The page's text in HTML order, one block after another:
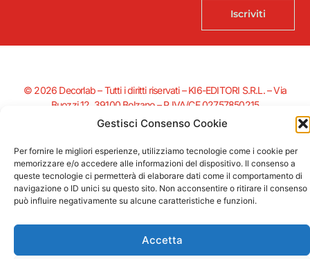
Gestisci Consenso Cookie
Per fornire le migliori esperienze, utilizziamo tecnologie come i cookie per
memorizzare e/o accedere alle informazioni del dispositivo. Il consenso a
queste tecnologie ci permetterà di elaborare dati come il comportamento di
navigazione o ID unici su questo sito. Non acconsentire o ritirare il consenso
può influire negativamente su alcune caratteristiche e funzioni.
Accetta
Iscriviti
© 2026 Decorlab – Tutti i diritti riservati – KI6-EDITORI S.R.L. – Via
Buozzi 12, 39100 Bolzano – P.IVA/CF 02757850215
L
k
e
d
i
n
i
a
e
b
o
o
k
f
n
t
a
g
r
a
i
t
o
k
P
i
t
e
r
e
s
Supportato dalla Provincia di Bolzano con ricerca e sviluppo Fascicolo
n. 71.06.2024.00548 Provvedimento concessivo: decreto del
12.11.2024, n. 18632/2024